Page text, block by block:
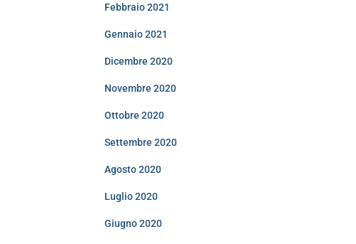
Febbraio 2021
Gennaio 2021
Dicembre 2020
Novembre 2020
Ottobre 2020
Settembre 2020
Agosto 2020
Luglio 2020
Giugno 2020